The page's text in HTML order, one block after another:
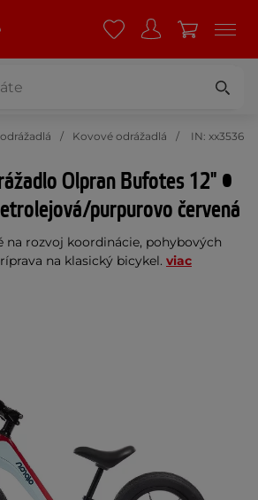
Kovové odrážadlá IN: xx3536
Olpran Bufotes 12" •
purpurovo červená
na rozvoj koordinácie, pohybových
na klasický bicykel. viac